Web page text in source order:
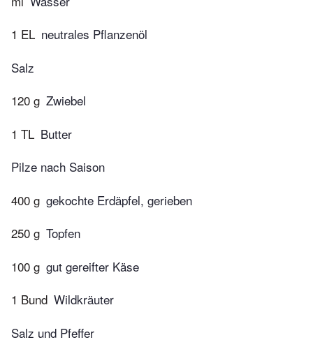
1 EL neutrales Pflanzenöl
Salz
120 g Zwiebel
1 TL Butter
Pilze nach Saison
400 g gekochte Erdäpfel, gerieben
250 g Topfen
100 g gut gereifter Käse
1 Bund Wildkräuter
Salz und Pfeffer